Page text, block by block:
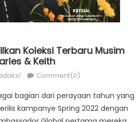
Koleksi Terbaru Musim
& Keith
Comment(0)
bagian dari perayaan tahun yang
kampanye Spring 2022 dengan